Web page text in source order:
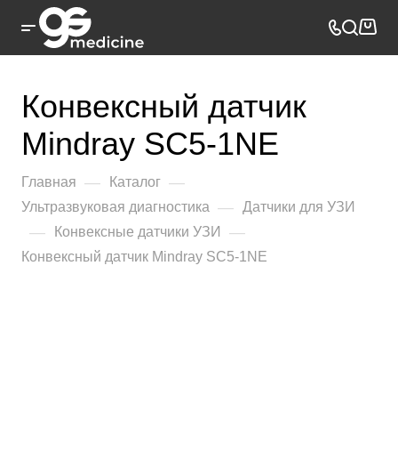
Конвексный датчик
Mindray SC5-1NE
Главная — Каталог —
Ультразвуковая диагностика — Датчики для УЗИ
— Конвексные датчики УЗИ —
Конвексный датчик Mindray SC5-1NE